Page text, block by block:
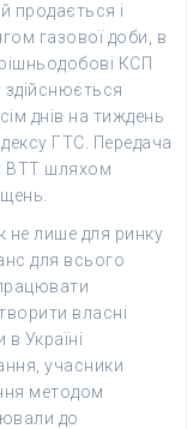
продається і
газової доби, в
КСП
здійснюється
днів на тиждень
ГТС. Передача
ВТТ шляхом
не лише для ринку
для всього
власні
Україні
учасники
методом
до